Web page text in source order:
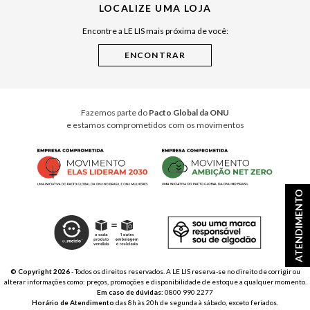
ATENDIMENTO
Cuidados Casa
LOCALIZE UMA LOJA
Encontre a LE LIS mais próxima de você:
Fazemos parte do Pacto Global da ONU
e estamos comprometidos com os movimentos
© Copyright 2026- Todos os direitos reservados. A LE LIS reserva-se no direito de corrigir ou
alterar informações como: preços, promoções e disponibilidade de estoque a qualquer momento.
Em caso de dúvidas: 0800 990 2277
Horário de Atendimento das 8h às 20h de segunda à sábado, exceto feriados.